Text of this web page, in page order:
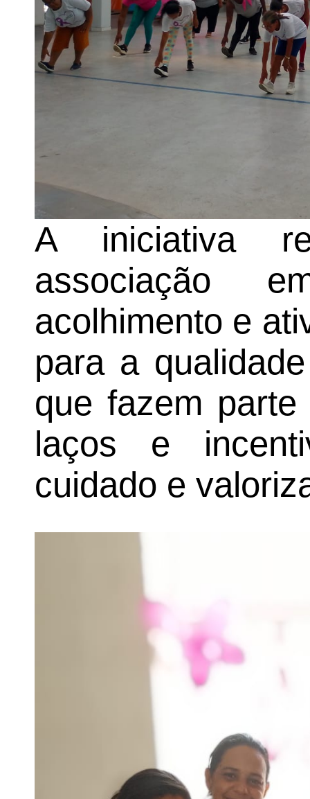
A iniciativa
associação
acolhimento e
para a
que fazem
laços e
cuidado e